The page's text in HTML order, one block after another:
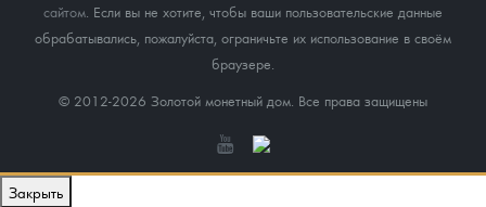
сайтом . Если вы не хотите, чтобы ваши пользовательские данные
обрабатывались, пожалуйста, ограничьте их использование в своём
браузере.
© 2012-2026 Золотой монетный дом. Все права защищены
Закрыть